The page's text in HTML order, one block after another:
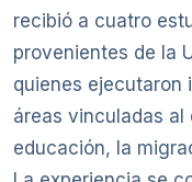
recibió a cuatro
provenientes de la
quienes ejecutaron
áreas vinculadas al
educación, la